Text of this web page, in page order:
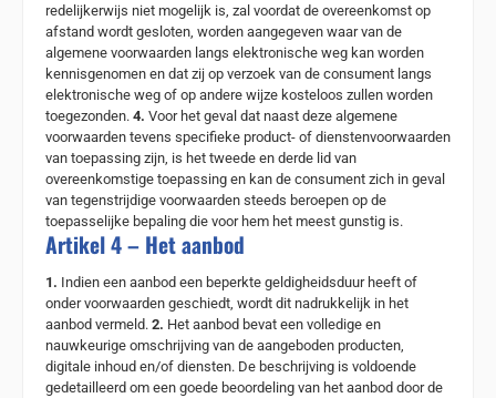
redelijkerwijs niet mogelijk is, zal voordat de overeenkomst op
afstand wordt gesloten, worden aangegeven waar van de
algemene voorwaarden langs elektronische weg kan worden
kennisgenomen en dat zij op verzoek van de consument langs
elektronische weg of op andere wijze kosteloos zullen worden
toegezonden. 4. Voor het geval dat naast deze algemene
voorwaarden tevens specifieke product- of dienstenvoorwaarden
van toepassing zijn, is het tweede en derde lid van
overeenkomstige toepassing en kan de consument zich in geval
van tegenstrijdige voorwaarden steeds beroepen op de
toepasselijke bepaling die voor hem het meest gunstig is.
Artikel 4 – Het aanbod
1. Indien een aanbod een beperkte geldigheidsduur heeft of
onder voorwaarden geschiedt, wordt dit nadrukkelijk in het
aanbod vermeld. 2. Het aanbod bevat een volledige en
nauwkeurige omschrijving van de aangeboden producten,
digitale inhoud en/of diensten. De beschrijving is voldoende
gedetailleerd om een goede beoordeling van het aanbod door de